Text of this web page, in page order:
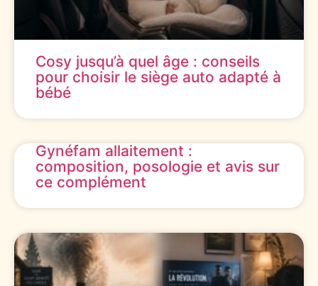
Cosy jusqu’à quel âge : conseils
pour choisir le siège auto adapté à
bébé
Gynéfam allaitement :
composition, posologie et avis sur
ce complément